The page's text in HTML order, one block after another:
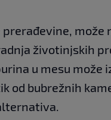
može
životinjskih
u mesu može
od bubrežnih